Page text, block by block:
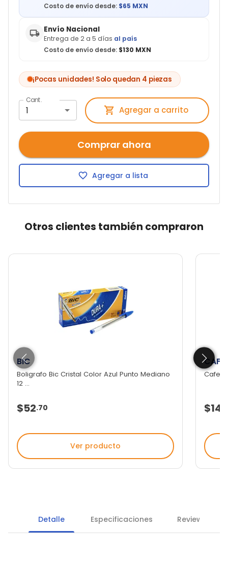
Costo de envío desde: $65 MXN
Envío Nacional
Entrega de 2 a 5 días al país
Costo de envío desde: $130 MXN
¡Pocas unidades! Solo quedan 4 piezas
Cant.
1 Agregar a carrito
Comprar ahora
Agregar a lista
Otros clientes también compraron
BIC
Boligrafo Bic Cristal Color Azul Punto Mediano
12 ...
$52.70
Ver producto
CAFE
Cafe
$148
Detalle Especificaciones Reviews